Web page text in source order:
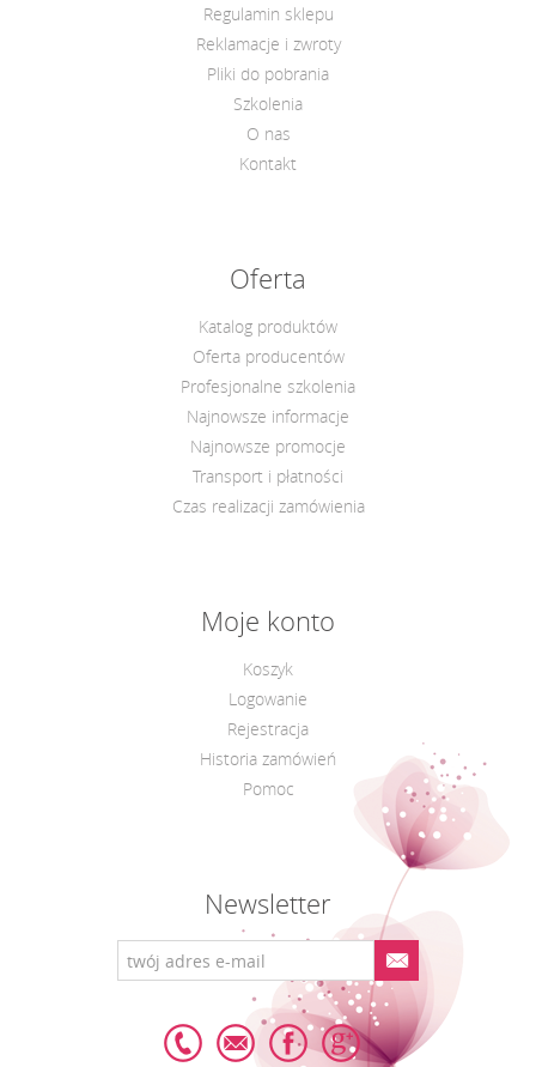
Regulamin sklepu
Reklamacje i zwroty
Pliki do pobrania
Szkolenia
O nas
Kontakt
Oferta
Katalog produktów
Oferta producentów
Profesjonalne szkolenia
Najnowsze informacje
Najnowsze promocje
Transport i płatności
Czas realizacji zamówienia
Moje konto
Koszyk
Logowanie
Rejestracja
Historia zamówień
Pomoc
Newsletter